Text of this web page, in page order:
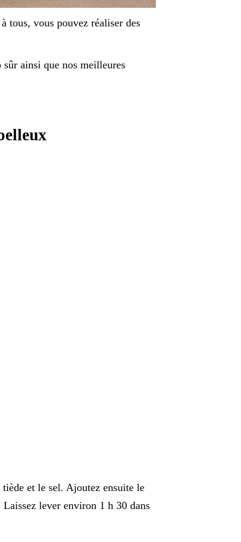
tous, vous pouvez réaliser des
sûr ainsi que nos meilleures
et le sel. Ajoutez ensuite le
Laissez lever environ 1 h 30 dans